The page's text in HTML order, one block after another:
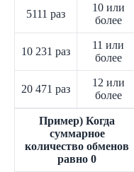
5111 раз
10 или
более
10 231 раз
11 или
более
20 471 раз
12 или
более
Пример) Когда
суммарное
количество обменов
равно 0